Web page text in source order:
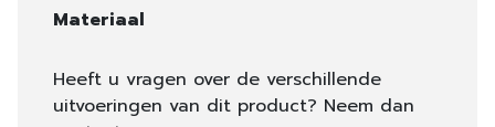
Materiaal
Heeft u vragen over de verschillende
uitvoeringen van dit product? Neem dan